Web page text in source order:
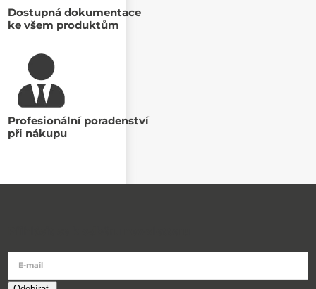
Dostupná dokumentace
ke všem produktům
Profesionální poradenství
při nákupu
E-mail